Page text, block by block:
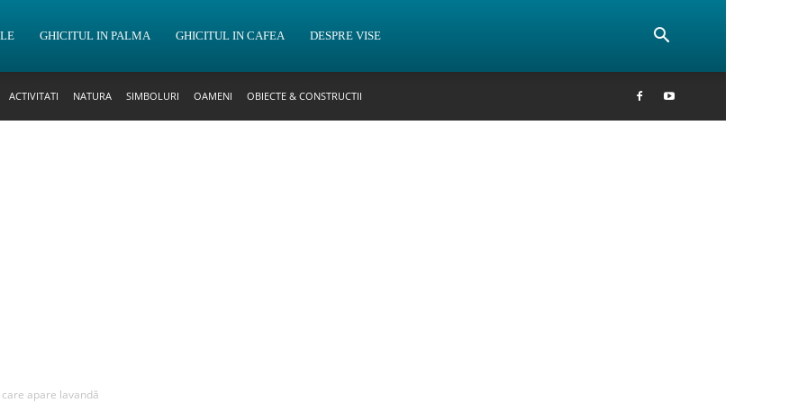
GHICITUL IN PALMA GHICITUL IN CAFEA DESPRE VISE
ACTIVITATI NATURA SIMBOLURI OAMENI OBIECTE & CONSTRUCTII
apare lavandă